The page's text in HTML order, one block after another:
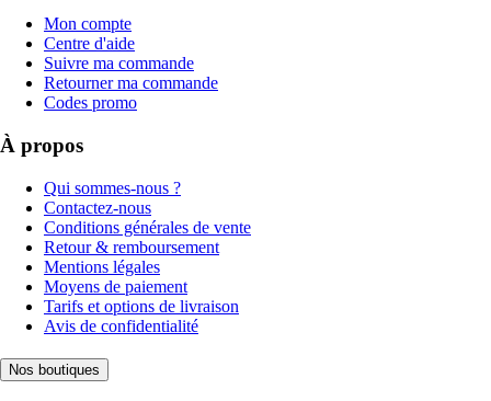
Mon compte
Centre d'aide
Suivre ma commande
Retourner ma commande
Codes promo
À propos
Qui sommes-nous ?
Contactez-nous
Conditions générales de vente
Retour & remboursement
Mentions légales
Moyens de paiement
Tarifs et options de livraison
Avis de confidentialité
Nos boutiques